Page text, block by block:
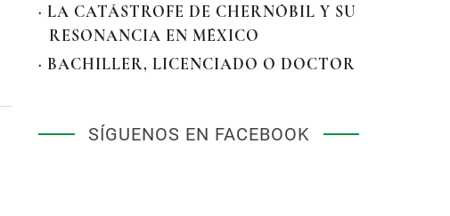
· LA CATÁSTROFE DE CHERNÓBIL Y SU
RESONANCIA EN MÉXICO
· BACHILLER, LICENCIADO O DOCTOR
SÍGUENOS EN FACEBOOK